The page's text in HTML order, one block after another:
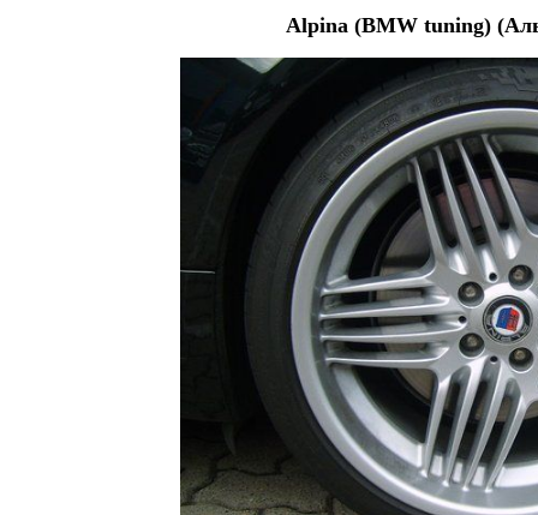
Alpina (BMW tuning)